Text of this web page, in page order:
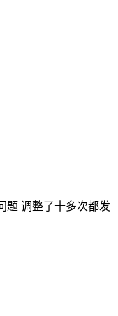
题 调整了十多次都发